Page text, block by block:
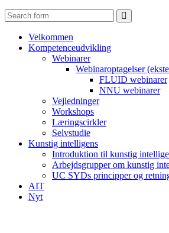
Velkommen
Kompetenceudvikling
Webinarer
Webinaroptagelser
FLUID webinarer
NNU webinarer
Vejledninger
Workshops
Læringscirkler
Selvstudie
Kunstig intelligens
Introduktion til kunstig
Arbejdsgrupper om kunstig
UC SYDs principper og
AIT
Nyt